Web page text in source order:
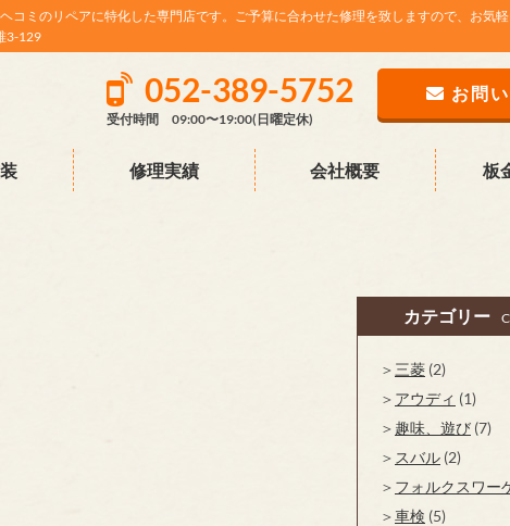
コミのリペアに特化した専門店です。ご予算に合わせた修理を致しますので、お気
3-129
052-389-5752
受付時間 09:00〜19:00(日曜定休)
お問
修理実績 会社概要 板
カテゴリー
三菱 (2)
アウディ (1)
趣味、遊び (7)
スバル (2)
フォルクスワー
車検 (5)